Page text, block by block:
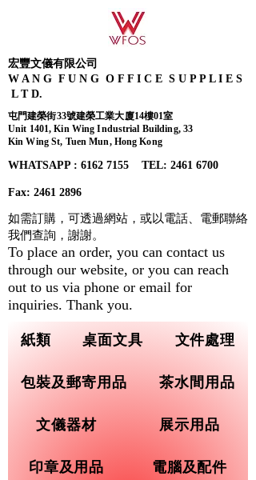
宏豐文儀有限公司
W A N G F U N G O F F I C E S U P P L I E S
L T D.
屯門建榮街33號建榮工業大廈14樓01室
Unit 1401, Kin Wing Industrial Building, 33
Kin Wing St, Tuen Mun, Hong Kong
WHATSAPP : 6162 7155​ TEL: 2461 6700
Fax: 2461 2896
紙類 桌面文具 文件處理
包裝及郵寄用品 茶水間用品
文儀器材 展示用品
印章及用品 電腦及配件
如需訂購，可透過網站，或以電話、電郵聯絡
我們查詢， 謝謝。
To place an order, you can contact us
through our website, or you can reach
out to us via phone or email for
inquiries. Thank you.